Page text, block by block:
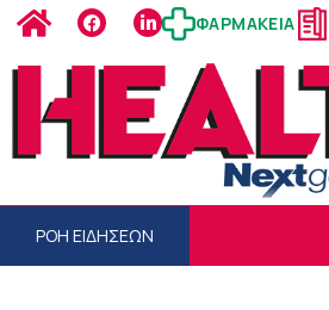
ΦΑΡΜΑΚΕΙΑ
ΡΟΗ ΕΙΔΗΣΕΩΝ